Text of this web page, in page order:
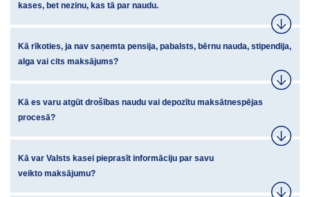
kases, bet nezinu, kas tā par naudu.
Kā rīkoties, ja nav saņemta pensija, pabalsts, bērnu nauda, stipendija,
alga vai cits maksājums?
Kā es varu atgūt drošības naudu vai depozītu maksātnespējas
procesā?
Kā var Valsts kasei pieprasīt informāciju par savu
veikto maksājumu?